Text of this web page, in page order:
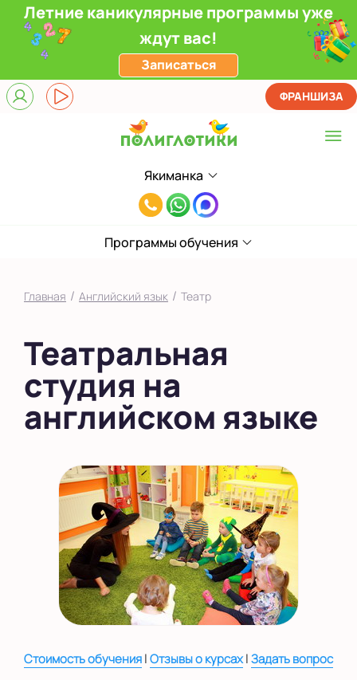
Летние каникулярные программы уже
ждут вас!
Записаться
Якиманка
Выберите центр
Верхние Лихоборы
ЖК Прокшино
Филевский парк
Якиманка
в Южном Бутово
во Внуково
на Домодедовской
на Коломенской
в Московской
области
Показать на карте
Выбрать другой город
8(495)985-
78
ФРАНШИЗА
Программы обучения
Главная / Английский язык / Театр
Театральная
студия на
английском языке
Стоимость обучения|Отзывы о курсах|Задать вопрос